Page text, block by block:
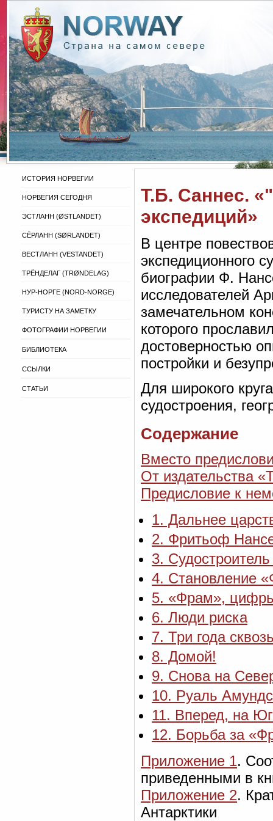
ИСТОРИЯ НОРВЕГИИ
НОРВЕГИЯ СЕГОДНЯ
ЭСТЛАНН (ØSTLANDET)
СЁРЛАНН (SØRLANDET)
ВЕСТЛАНН (VESTANDET)
ТРЁНДЕЛАГ (TRØNDELAG)
НУР-НОРГЕ (NORD-NORGE)
ТУРИСТУ НА ЗАМЕТКУ
ФОТОГРАФИИ НОРВЕГИИ
БИБЛИОТЕКА
ССЫЛКИ
СТАТЬИ
Т.Б. Саннес.
экспедиций»
В центре
экспедиционного
биографии Ф.
исследователей
замечательном
которого
достоверностью
постройки и
Для широкого
судостроения,
Содержание
Вместо
От издательства
Предисловие к
1. Дальнее
2. Фритьоф
3.
4. Становление
5. «Фрам»,
6. Люди риска
7. Три года
8. Домой!
9. Снова на
10. Руаль
11. Вперед, на
12. Борьба за
Приложение 1.
приведенными в
Приложение 2.
Антарктики